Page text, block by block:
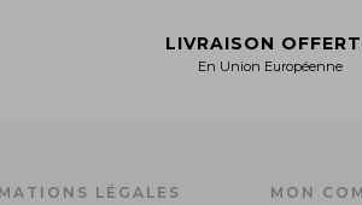
LIVRAISON
En Union Européenne
LÉGALES MON